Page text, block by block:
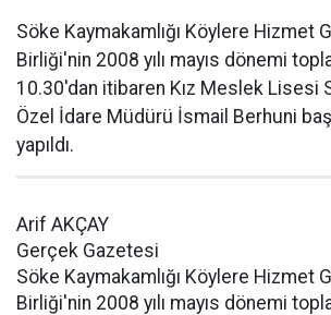
Söke Kaymakamlığı Köylere Hizmet
Birliği'nin 2008 yılı mayıs dönemi
10.30'dan itibaren Kız Meslek Lisesi
Özel İdare Müdürü İsmail Berhuni
yapıldı.
Arif AKÇAY
Gerçek Gazetesi
Söke Kaymakamlığı Köylere Hizmet
Birliği'nin 2008 yılı mayıs dönemi